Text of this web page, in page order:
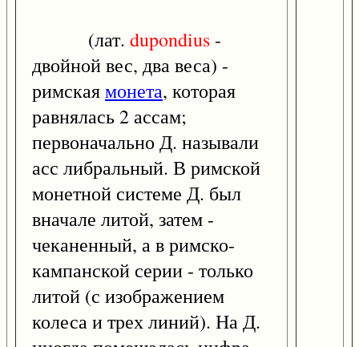
(лат. dupondius -
двойной вес, два веса) -
римскаямонета, которая
равнялась 2 ассам;
первоначально Д. называли
асс либральный. В римской
монетной системе Д. был
вначале литой, затем -
чеканенный, а в римско-
кампанской серии - только
литой (с изображением
колеса и трех линий). На Д.